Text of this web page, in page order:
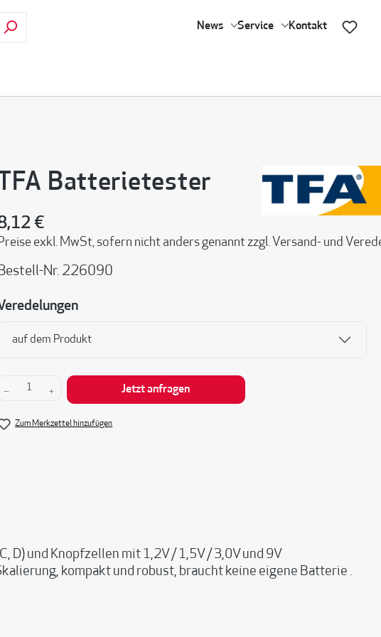
News
Service Kontakt
TFA Batterietester
€
exkl. MwSt, sofern nicht anders genannt zzgl. Versand- und
Nr. 226090
auf dem Produkt
Produkt Anzahl: Gib den gewünschten Wert ein oder
Jetzt anfragen
Zum Merkzettel hinzufügen
D) und Knopfzellen mit 1,2V / 1,5V / 3,0V und 9V
kompakt und robust, braucht keine eigene Batterie .